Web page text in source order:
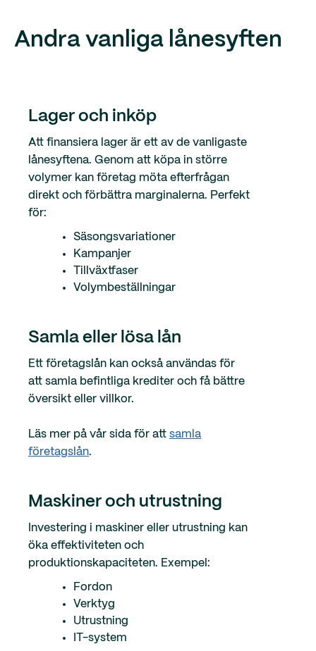
Andra vanliga lånesyften
Lager och inköp
Att finansiera lager är ett av de vanligaste
lånesyftena. Genom att köpa in större
volymer kan företag möta efterfrågan
direkt och förbättra marginalerna. Perfekt
för:
Säsongsvariationer
Kampanjer
Tillväxtfaser
Volymbeställningar
Samla eller lösa lån
Ett företagslån kan också användas för
att samla befintliga krediter och få bättre
översikt eller villkor.
Läs mer på vår sida för att samla
företagslån.
Maskiner och utrustning
Investering i maskiner eller utrustning kan
öka effektiviteten och
produktionskapaciteten. Exempel:
Fordon
Verktyg
Utrustning
IT-system